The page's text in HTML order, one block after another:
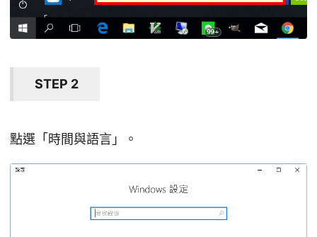
STEP 2
點選「時間與語言」。